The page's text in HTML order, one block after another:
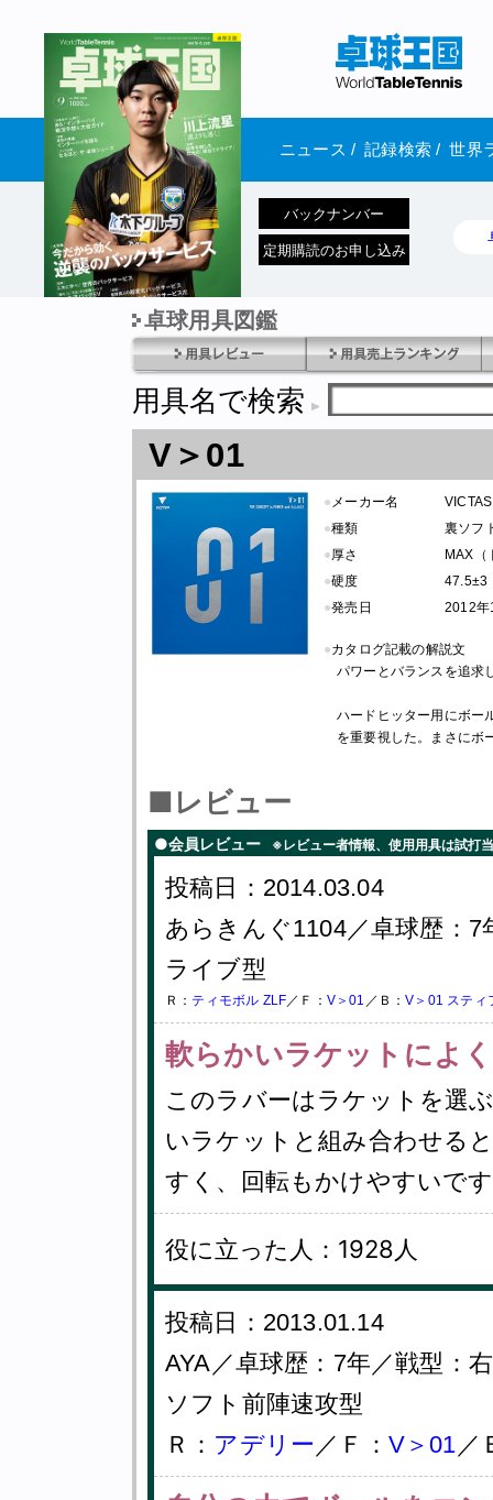
ニュース / 記録検索 / 世界
1970年1月01日 発売
バックナンバー
定期購読のお申し込み
卓球用具図鑑
用具名で検索
V＞01
● メーカー名
VICTAS
●種類
裏ソフ
●厚さ
MAX（
●硬度
47.5±3
●発売日 2012年
●カタログ記載の解説文
パワーとバランスを追求
ハードヒッター用にボー
を重要視した。まさにボ
■レビュー
●会員レビュー ※レビュー者情報、使用用具は試打
投稿日：2014.03.04
あらきんぐ1104／卓球歴：
ライブ型
Ｒ：ティモボル ZLF／Ｆ： V＞01 ／Ｂ：V＞01 スティ
軟らかいラケットによ
このラバーはラケットを選
いラケットと組み合わせる
すく、回転もかけやすいで
役に立った人：1928人
投稿日：2013.01.14
AYA／卓球歴：7年／戦型：
ソフト前陣速攻型
Ｒ： アデリー ／Ｆ： V＞01 ／